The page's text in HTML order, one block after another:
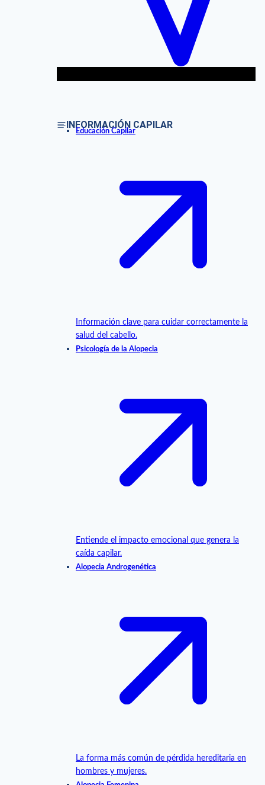
INFORMACIÓN CAPILAR
Educación Capilar
Información clave para cuidar correctamente la
salud del cabello.
Psicología de la Alopecia
Entiende el impacto emocional que genera la
caída capilar.
Alopecia Androgenética
La forma más común de pérdida hereditaria en
hombres y mujeres.